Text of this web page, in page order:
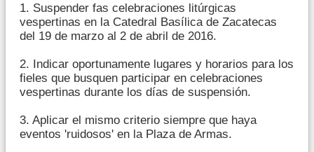
1. Suspender fas celebraciones litúrgicas
vespertinas en la Catedral Basílica de Zacatecas
del 19 de marzo al 2 de abril de 2016.
2. Indicar oportunamente lugares y horarios para los
fieles que busquen participar en celebraciones
vespertinas durante los días de suspensión.
3. Aplicar el mismo criterio siempre que haya
eventos 'ruidosos' en la Plaza de Armas.